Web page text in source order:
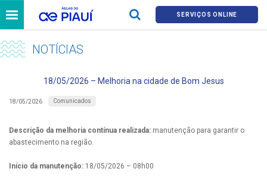
SERVIÇOS ONLINE
NOTÍCIAS
18/05/2026 – Melhoria na cidade de Bom Jesus
18/05/2026 Comunicados
Descrição da melhoria contínua realizada: manutenção para garantir o
abastecimento na região.
Início da manutenção: 18/05/2026 – 08h00